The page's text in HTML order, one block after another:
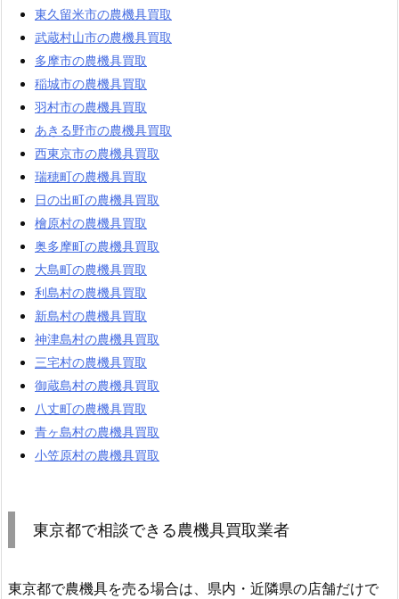
東久留米市の農機具買取
武蔵村山市の農機具買取
多摩市の農機具買取
稲城市の農機具買取
羽村市の農機具買取
あきる野市の農機具買取
西東京市の農機具買取
瑞穂町の農機具買取
日の出町の農機具買取
檜原村の農機具買取
奥多摩町の農機具買取
大島町の農機具買取
利島村の農機具買取
新島村の農機具買取
神津島村の農機具買取
三宅村の農機具買取
御蔵島村の農機具買取
八丈町の農機具買取
青ヶ島村の農機具買取
小笠原村の農機具買取
東京都で相談できる農機具買取業者
東京都で農機具を売る場合は、県内・近隣県の店舗だけで